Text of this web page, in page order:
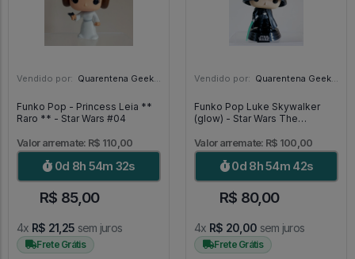
Vendido por: Quarentena Geek Store - SP
Funko Pop - Princess Leia **
Raro ** - Star Wars #04
Valor arremate: R$ 110,00
0d 8h 54m 31s
R$ 85,00
4x R$ 21,25 sem juros
Frete Grátis
Vendido por: Quarentena Geek Store - SP
Funko Pop Luke Skywalker
(glow) - Star Wars The
Valor arremate: R$ 100,00
0d 8h 54m 41s
R$ 80,00
4x R$ 20,00 sem juros
Frete Grátis